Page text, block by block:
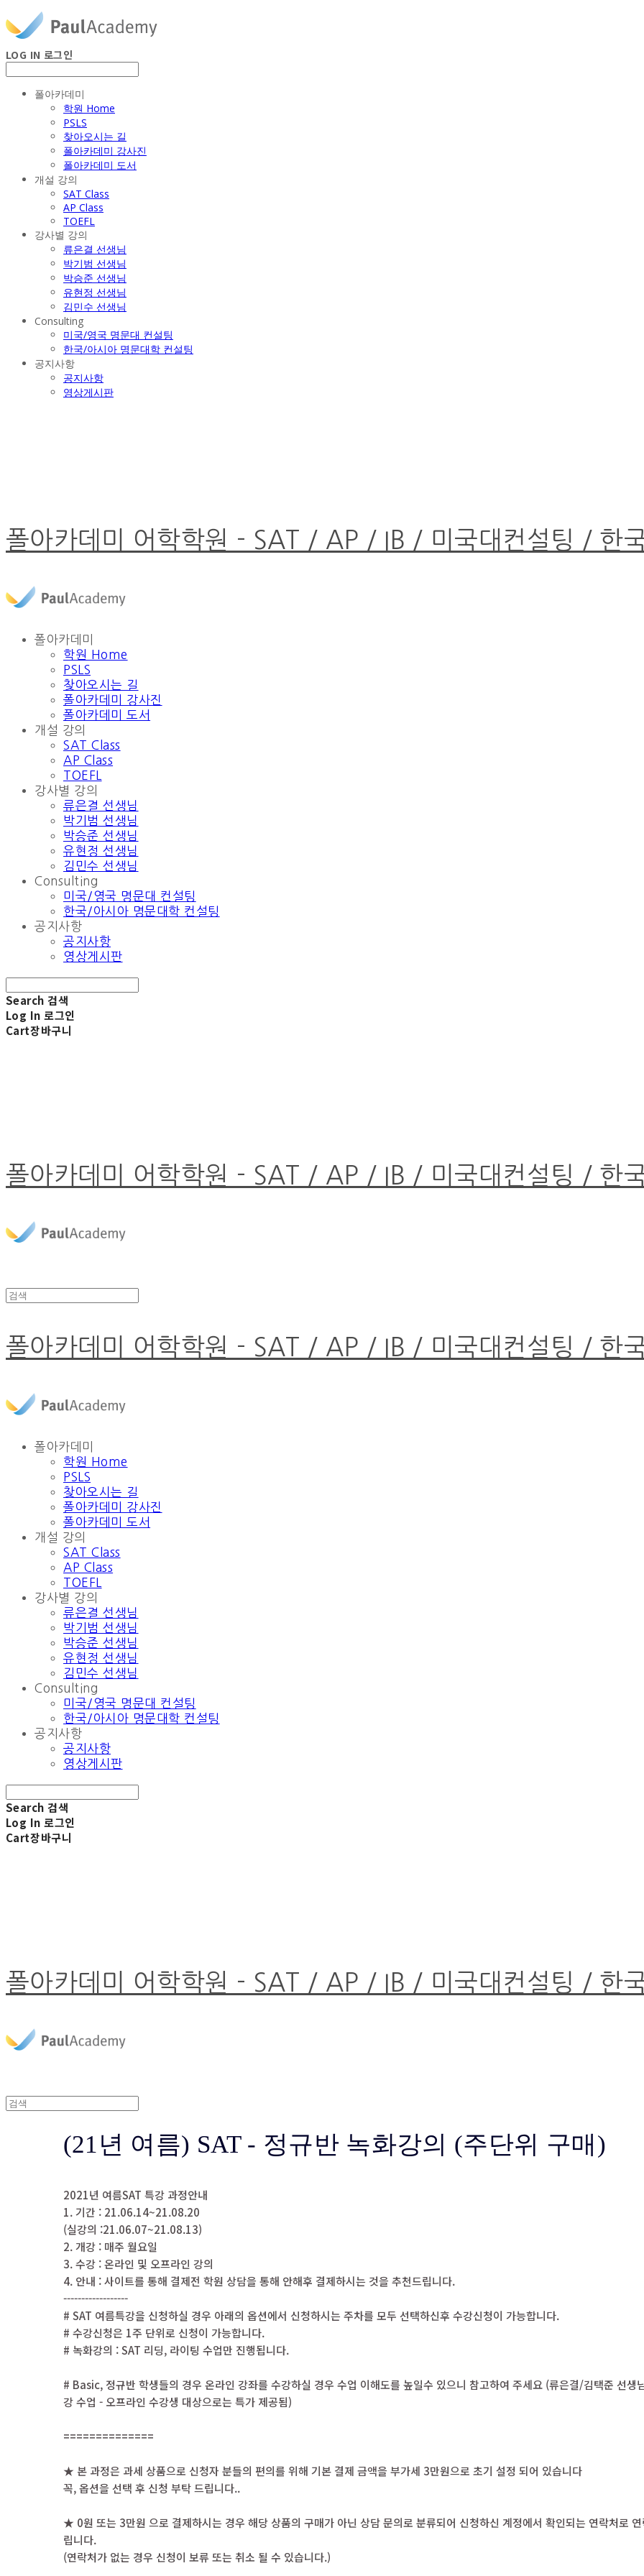
LOG IN 로그인
폴아카데미
학원 Home
PSLS
찾아오시는 길
폴아카데미 강사진
폴아카데미 도서
개설 강의
SAT Class
AP Class
TOEFL
강사별 강의
류은결 선생님
박기범 선생님
박승준 선생님
유현정 선생님
김민수 선생님
Consulting
미국/영국 명문대 컨설팅
한국/아시아 명문대학 컨설팅
공지사항
공지사항
영상게시판
폴아카데미 어학학원 - SAT / AP / IB / 미국대컨설팅 / 한
폴아카데미
학원 Home
PSLS
찾아오시는 길
폴아카데미 강사진
폴아카데미 도서
개설 강의
SAT Class
AP Class
TOEFL
강사별 강의
류은결 선생님
박기범 선생님
박승준 선생님
유현정 선생님
김민수 선생님
Consulting
미국/영국 명문대 컨설팅
한국/아시아 명문대학 컨설팅
공지사항
공지사항
영상게시판
Search 검색
Log In 로그인
Cart장바구니
폴아카데미 어학학원 - SAT / AP / IB / 미국대컨설팅 / 한
폴아카데미 어학학원 - SAT / AP / IB / 미국대컨설팅 / 한
폴아카데미
학원 Home
PSLS
찾아오시는 길
폴아카데미 강사진
폴아카데미 도서
개설 강의
SAT Class
AP Class
TOEFL
강사별 강의
류은결 선생님
박기범 선생님
박승준 선생님
유현정 선생님
김민수 선생님
Consulting
미국/영국 명문대 컨설팅
한국/아시아 명문대학 컨설팅
공지사항
공지사항
영상게시판
Search 검색
Log In 로그인
Cart장바구니
폴아카데미 어학학원 - SAT / AP / IB / 미국대컨설팅 / 한
(21년 여름) SAT - 정규반 녹화강의 (주단위 구매)
2021년 여름SAT 특강 과정안내
1. 기간 : 21.06.14~21.08.20
(실강의 :21.06.07~21.08.13)
2. 개강 : 매주 월요일
3. 수강 : 온라인 및 오프라인 강의
4. 안내 : 사이트를 통해 결제전 학원 상담을 통해 안해후 결제하시는 것을 추천드립니다.
------------------
# SAT 여름특강을 신청하실 경우 아래의 옵션에서 신청하시는 주차를 모두 선택하신후 수강신청이 가능합니다.
# 수강신청은 1주 단위로 신청이 가능합니다.
# 녹화강의 : SAT 리딩, 라이팅 수업만 진행됩니다.
# Basic, 정규반 학생들의 경우 온라인 강좌를 수강하실 경우 수업 이해도를 높일수 있으니 참고하여 주세요 (류은결/김택준 선생
강 수업 - 오프라인 수강생 대상으로는 특가 제공됨)
==============
★ 본 과정은 과세 상품으로 신청자 분들의 편의를 위해 기본 결제 금액을 부가세 3만원으로 초기 설정 되어 있습니다
꼭, 옵션을 선택 후 신청 부탁 드립니다..
★ 0원 또는 3만원 으로 결제하시는 경우 해당 상품의 구매가 아닌 상담 문의로 분류되어 신청하신 계정에서 확인되는 연락처로 연
립니다.
(연락처가 없는 경우 신청이 보류 또는 취소 될 수 있습니다.)